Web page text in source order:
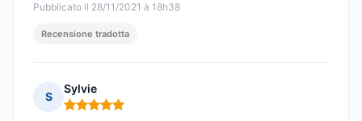
Pubblicato il 28/11/2021 à 18h38
Recensione tradotta
S
Sylvie
Nota: 5 su 5